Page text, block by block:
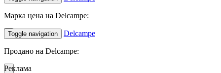
Марка цена на Delcampe:
Toggle navigation Delcampe
Продано на Delcampe:
Реклама